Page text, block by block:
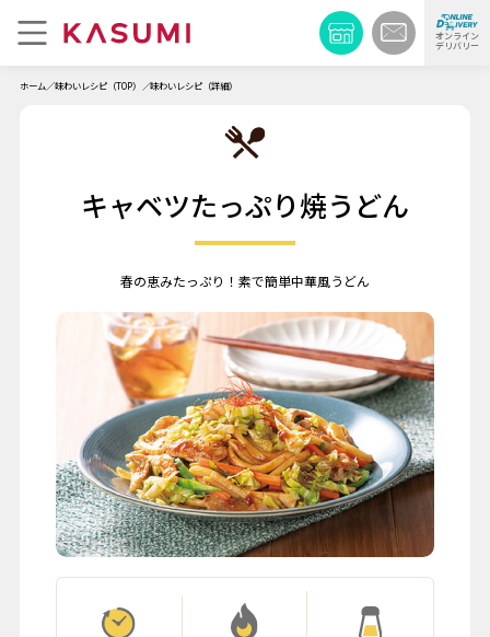
オンライン
デリバリー
ホーム 味わいレシピ（TOP） 味わいレシピ（詳細）
キャベツたっぷり焼うどん
春の恵みたっぷり！素で簡単中華風うどん